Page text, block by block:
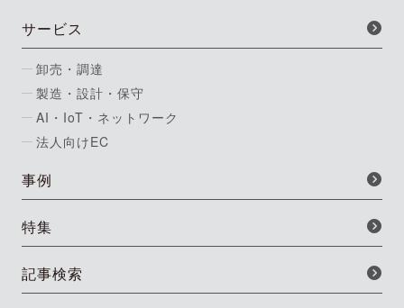
サービス
卸売・調達
製造・設計・保守
AI・IoT・ネットワーク
法人向けEC
事例
特集
記事検索